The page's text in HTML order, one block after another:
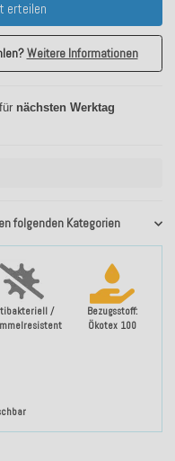
/
Bezugsstoff:
Ökotex 100
folgenden Kategorien
erteilen
Weitere Informationen
für nächsten Werktag